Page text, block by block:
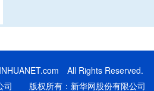
All Rights Reserved.
司 版权所有：新华网股份有限公司